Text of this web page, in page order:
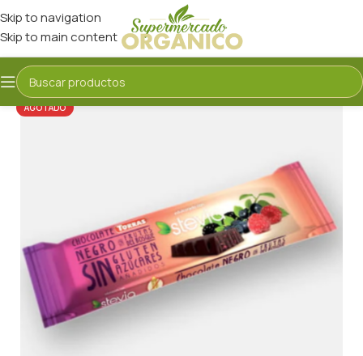
Skip to navigation
Skip to main content
AGOTADO